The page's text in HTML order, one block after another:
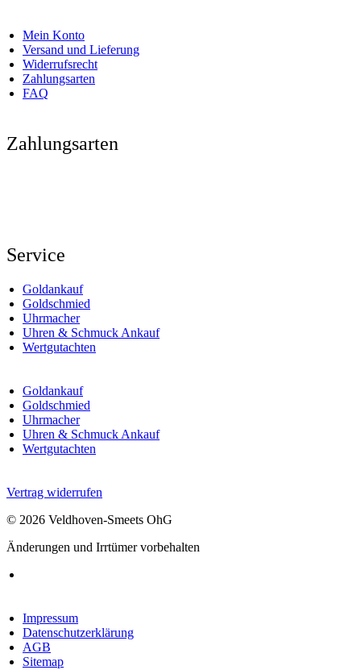
Mein Konto
Versand und Lieferung
Widerrufsrecht
Zahlungsarten
FAQ
Zahlungsarten
Service
Goldankauf
Goldschmied
Uhrmacher
Uhren & Schmuck Ankauf
Wertgutachten
Goldankauf
Goldschmied
Uhrmacher
Uhren & Schmuck Ankauf
Wertgutachten
Vertrag widerrufen
© 2026 Veldhoven-Smeets OhG
Änderungen und Irrtümer vorbehalten
Impressum
Datenschutzerklärung
AGB
Sitemap